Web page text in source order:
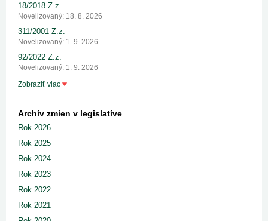
18/2018 Z.z.
Novelizovaný: 18. 8. 2026
311/2001 Z.z.
Novelizovaný: 1. 9. 2026
92/2022 Z.z.
Novelizovaný: 1. 9. 2026
Zobraziť viac
Archív zmien v legislatíve
Rok 2026
Rok 2025
Rok 2024
Rok 2023
Rok 2022
Rok 2021